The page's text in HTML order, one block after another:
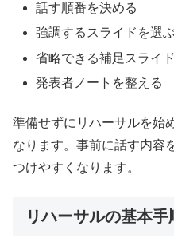
話す順番を決める
強調するスライドを選ぶ
省略できる補足スライ
発表者ノートを整える
準備せずにリハーサルを始
なります。事前に話す内容
つけやすくなります。
リハーサルの基本手